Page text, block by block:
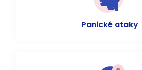
Panické ataky